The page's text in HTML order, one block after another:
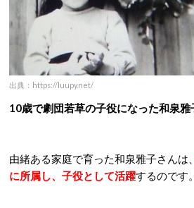
出典：https://luupy.net/
10歳で劇団若草の子役になった和泉
由緒ある家庭で育った和泉雅子さんは、
に所属し、子役として活躍するのです。